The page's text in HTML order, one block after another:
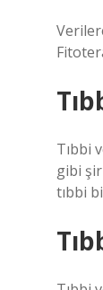
Tıbbi
gibi
tıbbi